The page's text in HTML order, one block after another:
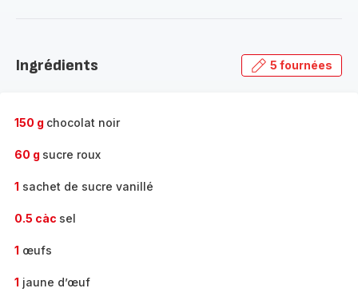
gamme
Ingrédients 5 fournées
150 g chocolat noir
60 g sucre roux
1 sachet de sucre vanillé
0.5 càc sel
1 œufs
1 jaune d’œuf